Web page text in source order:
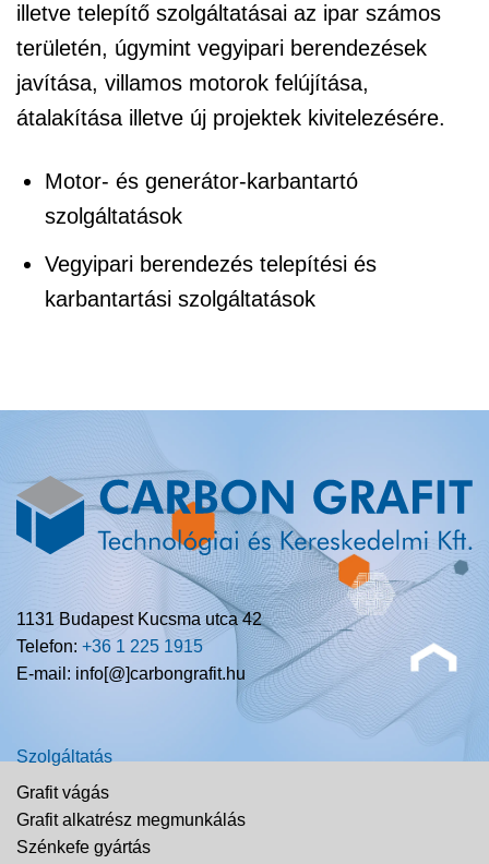
illetve telepítő szolgáltatásai az ipar számos
területén, úgymint vegyipari berendezések
javítása, villamos motorok felújítása,
átalakítása illetve új projektek kivitelezésére.
Motor- és generátor-karbantartó
szolgáltatások
Vegyipari berendezés telepítési és
karbantartási szolgáltatások
1131 Budapest Kucsma utca 42
Telefon: +36 1 225 1915
E-mail: info[@]carbongrafit.hu
Szolgáltatás
Grafit vágás
Grafit alkatrész megmunkálás
Szénkefe gyártás